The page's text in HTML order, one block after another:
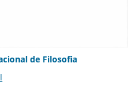
de Filosofia